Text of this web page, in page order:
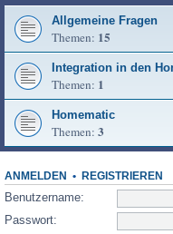
Allgemeine Fragen
Themen: 15
Integration in den
Themen: 1
Homematic
Themen: 3
ANMELDEN • REGISTRIEREN
Benutzername:
Passwort: